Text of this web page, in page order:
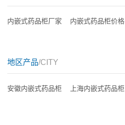
内嵌式药品柜厂家
内嵌式药品柜价格
地区产品/CITY
安徽内嵌式药品柜 上海内嵌式药品柜